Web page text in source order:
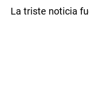
La triste noticia